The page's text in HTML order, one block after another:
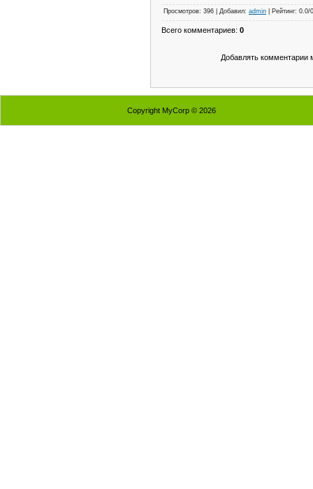
Просмотров: 396 | Добавил: admin | Рейтинг:
Всего комментариев: 0
Добавлять комментарии
Copyright MyCorp © 2026